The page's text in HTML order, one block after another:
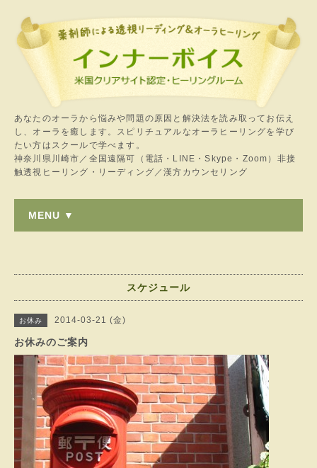
あなたのオーラから悩みや問題の原因と解決法を読み取ってお伝え
し、オーラを癒します。スピリチュアルなオーラヒーリングを学び
たい方はスクールで学べます。
神奈川県川崎市／全国遠隔可（電話・LINE・Skype・Zoom）非接
触透視ヒーリング・リーディング／漢方カウンセリング
MENU ▼
スケジュール
お休み 2014-03-21 (金)
お休みのご案内